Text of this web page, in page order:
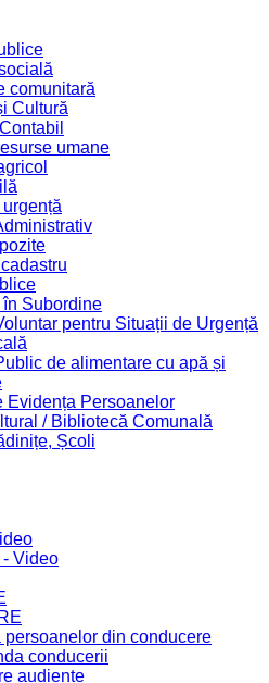
comunitară
Cultură
umane
Subordine
pentru Situații de Urgență
de alimentare cu apă și
Evidența Persoanelor
/ Bibliotecă Comunală
Școli
Video
persoanelor din conducere
conducerii
audiențe